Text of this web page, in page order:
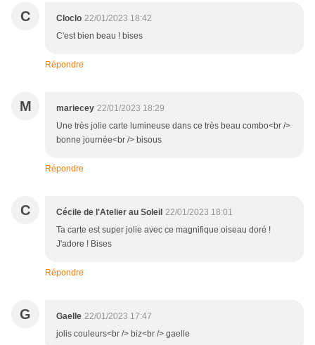
C Cloclo 22/01/2023 18:42
C'est bien beau ! bises
Répondre
M mariecey 22/01/2023 18:29
Une très jolie carte lumineuse dans ce très beau combo<br />
bonne journée<br /> bisous
Répondre
C Cécile de l'Atelier au Soleil 22/01/2023 18:01
Ta carte est super jolie avec ce magnifique oiseau doré !
J'adore ! Bises
Répondre
G Gaelle 22/01/2023 17:47
jolis couleurs<br /> biz<br /> gaelle